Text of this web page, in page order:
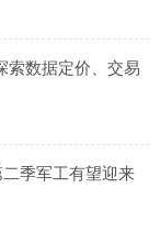
索数据定价、交易
季军工有望迎来